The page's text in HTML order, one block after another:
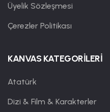
Üyelik Sözleşmesi
Çerezler Politikası
KANVAS KATEGORİLERİ
Atatürk
Dizi & Film & Karakterler